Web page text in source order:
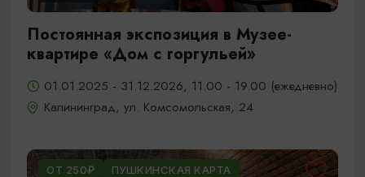
Постоянная экспозиция в Музее-
квартире «Дом с горгульей»
01.01.2025 - 31.12.2026, 11.00 - 19.00 (ежедневно)
Калининград, ул. Комсомольская, 24
ОТ 250₽ ПУШКИНСКАЯ КАРТА